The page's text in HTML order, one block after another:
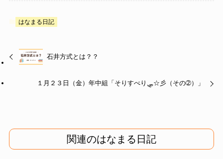
はなまる日記
石井方式とは？？
１月２３日（金）年中組「そりすべり🛷☆彡（その➁）」
関連のはなまる日記